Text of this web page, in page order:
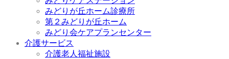
みどりが丘ホーム診療所
第２みどりが丘ホーム
みどり会ケアプランセンター
介護サービス
介護老人福祉施設